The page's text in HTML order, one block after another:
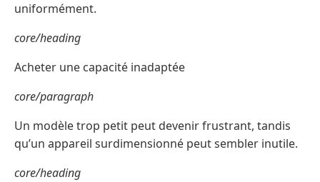
uniformément.
core/heading
Acheter une capacité inadaptée
core/paragraph
Un modèle trop petit peut devenir frustrant, tandis
qu’un appareil surdimensionné peut sembler inutile.
core/heading